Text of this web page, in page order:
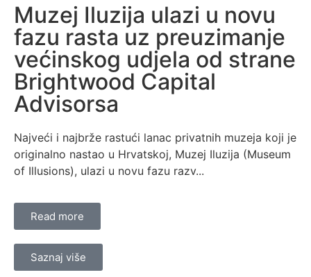
Muzej Iluzija ulazi u novu
fazu rasta uz preuzimanje
većinskog udjela od strane
Brightwood Capital
Advisorsa
Najveći i najbrže rastući lanac privatnih muzeja koji je
originalno nastao u Hrvatskoj, Muzej Iluzija (Museum
of Illusions), ulazi u novu fazu razv...
Read more
Saznaj više